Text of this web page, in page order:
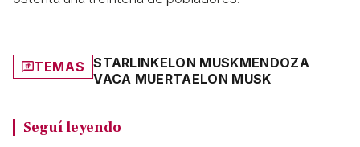
TEMAS STARLINKELON MUSKMENDOZA
VACA MUERTAELON MUSK
Seguí leyendo